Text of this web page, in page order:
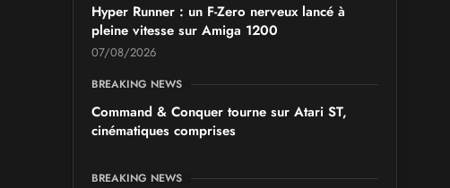
Hyper Runner : un F-Zero nerveux lancé à
pleine vitesse sur Amiga 1200
07/08/2026
BREAKING NEWS
Command & Conquer tourne sur Atari ST,
cinématiques comprises
BREAKING NEWS